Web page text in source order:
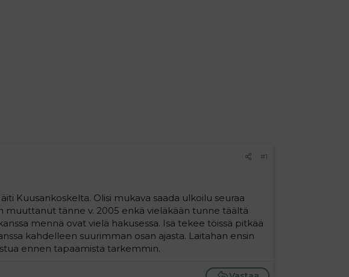
#1
Kuusankoskelta. Olisi mukava saada ulkoilu seuraa
muuttanut tänne v. 2005 enkä vieläkään tunne täältä
mennä ovat vielä hakusessa. Isä tekee töissä pitkää
kahdelleen suurimman osan ajasta. Laitahan ensin
ennen tapaamista tarkemmin.